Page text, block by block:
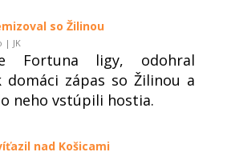
so Žilinou
| JK
Fortuna ligy, odohral
domáci zápas so Žilinou a
neho vstúpili hostia.
nad Košicami